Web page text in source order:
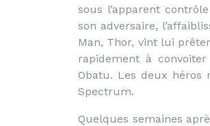
sous l’apparent
son adversaire,
Man, Thor, vint lui
rapidement à
Obatu. Les deux
Spectrum.
Quelques semaines